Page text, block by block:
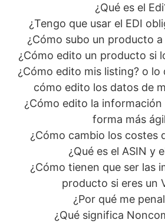
¿Qué es el
¿Tengo que usar el EDI
¿Cómo subo un producto
¿Cómo edito un producto si
¿Cómo edito mis listing? o lo
cómo edito los datos de
¿Cómo edito la
forma más
¿Cómo cambio los costes
¿Qué es el ASIN y
¿Cómo tienen que ser las
producto si eres un
¿Por qué me
¿Qué significa